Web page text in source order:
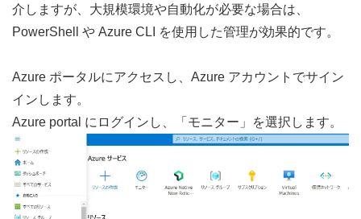
介しますが、大規模環境や自動化が必要な場合は、
PowerShell や Azure CLI を使用した管理が効果的です。
Azure ポータルにアクセスし、Azure アカウントでサイン
インします。
Azure portal にログインし、「モニター」を選択します。